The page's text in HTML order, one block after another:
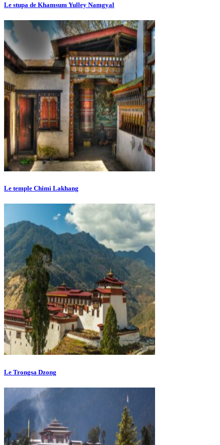
Le stupa de Khamsum Yulley Namgyal
Le temple Chimi Lakhang
Le Trongsa Dzong